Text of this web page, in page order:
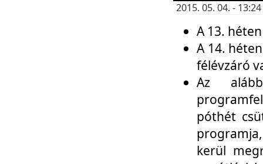
2015. 05. 04. -
A 13.
A 14.
félévzáró
Az
póthét
kerül